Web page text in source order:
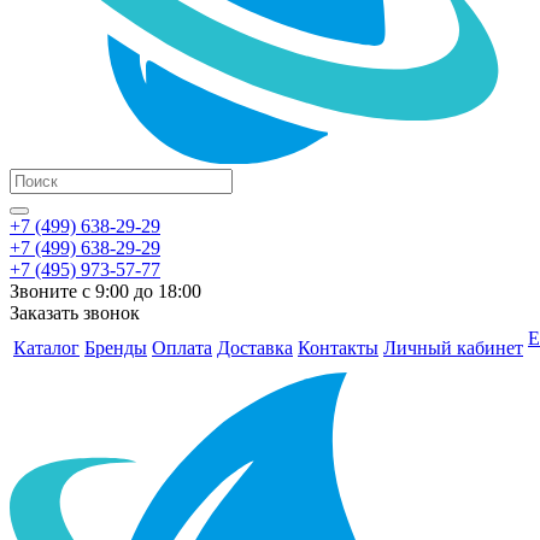
+7 (499) 638-29-29
+7 (499) 638-29-29
+7 (495) 973-57-77
Звоните с 9:00 до 18:00
Заказать звонок
Каталог Бренды Оплата Доставка Контакты Личный кабинет